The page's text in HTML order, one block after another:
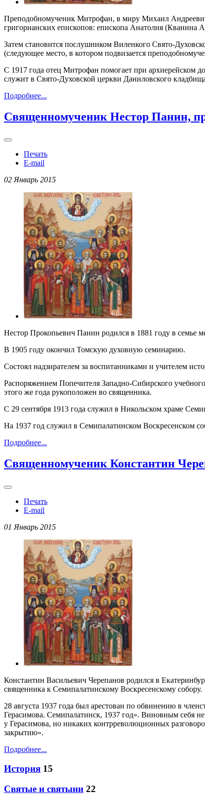
Преподобномученик Митрофан, в миру Михаил Андреевич
григорианских епископов: епископа Анатолия
Затем становится послушником Виленкого Свято-
(следующее место, в котором подвизается
С 1917 года отец Митрофан помогает при архиерейском
служит в Свято-Духовской церкви Даниловского
Подробнее...
Священномученик Нестор Панин,
Печать
E-mail
02 Январь 2015
Нестор Прокопьевич Панин родился в 1881 году в семье
В 1905 году окончил Томскую духовную семинарию.
Состоял надзирателем за воспитанниками и учителем
Распоряжением Попечителя Западно-Сибирского
этого же года рукоположен во священника.
С 29 сентября 1913 года служил в Никольском храме
На 1937 год служил в Семипалатинском Воскресенском
Подробнее...
Священномученик Константин
Печать
E-mail
01 Январь 2015
Константин Васильевич Черепанов родился в
священника к Семипалатинскому Воскресенскому собору.
28 августа 1937 года был арестован по обвинению в
Герасимова. Семипалатинск, 1937 год». Виновным себя
у Герасимова, но никаких контрреволюционных
закрытию».
Подробнее...
История 15
Святые и святыни 22